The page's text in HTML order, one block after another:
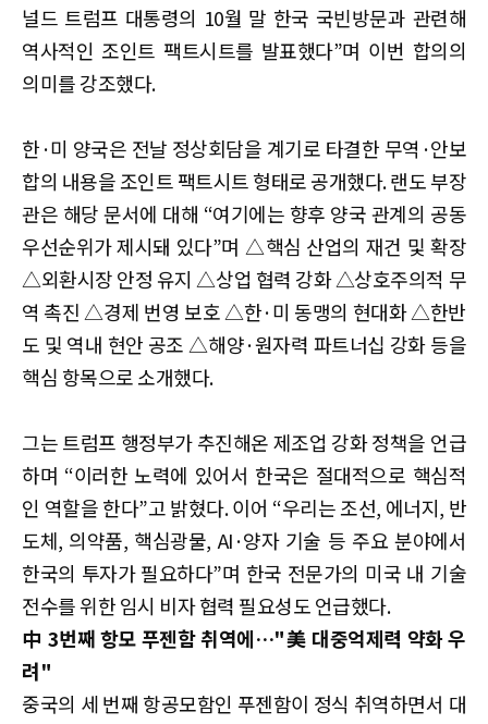
널드 트럼프 대통령의 10월 말 한국 국빈방문과 관련해
역사적인 조인트 팩트시트를 발표했다”며 이번 합의의
의미를 강조했다.
한·미 양국은 전날 정상회담을 계기로 타결한 무역·안보
합의 내용을 조인트 팩트시트 형태로 공개했다. 랜도 부장
관은 해당 문서에 대해 “여기에는 향후 양국 관계의 공동
우선순위가 제시돼 있다”며 △핵심 산업의 재건 및 확장
△외환시장 안정 유지 △상업 협력 강화 △상호주의적 무
역 촉진 △경제 번영 보호 △한·미 동맹의 현대화 △한반
도 및 역내 현안 공조 △해양·원자력 파트너십 강화 등을
핵심 항목으로 소개했다.
그는 트럼프 행정부가 추진해온 제조업 강화 정책을 언급
하며 “이러한 노력에 있어서 한국은 절대적으로 핵심적
인 역할을 한다”고 밝혔다. 이어 “우리는 조선, 에너지, 반
도체, 의약품, 핵심광물, AI·양자 기술 등 주요 분야에서
한국의 투자가 필요하다”며 한국 전문가의 미국 내 기술
전수를 위한 임시 비자 협력 필요성도 언급했다.
中 3번째 항모 푸젠함 취역에…"美 대중억제력 약화 우
려"
중국의 세 번째 항공모함인 푸젠함이 정식 취역하면서 대